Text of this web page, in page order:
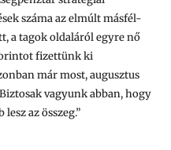
száma az elmúlt másfél-
a tagok oldaláról egyre nő
fizettünk ki
már most, augusztus
vagyunk abban, hogy
az összeg.”